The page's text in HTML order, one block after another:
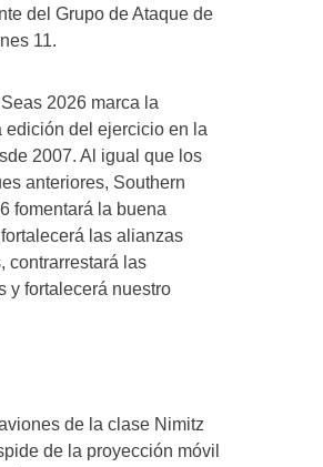
del Grupo de Ataque de
11.
2026 marca la
edición del ejercicio en la
2007. Al igual que los
anteriores, Southern
fomentará la buena
las alianzas
contrarrestará las
y fortalecerá nuestro
de la clase Nimitz
de la proyección móvil